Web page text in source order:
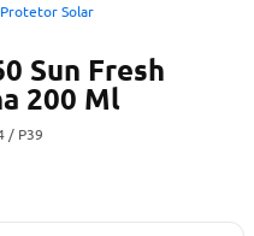
Protetor Solar
Sun Fresh
200 Ml
/ P39